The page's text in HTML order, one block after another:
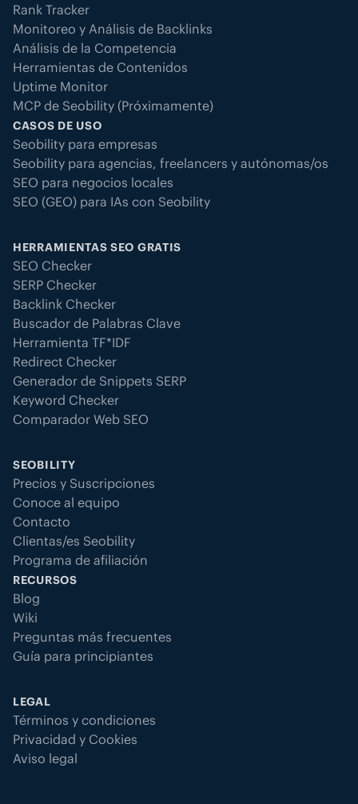
Rank Tracker
Monitoreo y Análisis de Backlinks
Análisis de la Competencia
Herramientas de Contenidos
Uptime Monitor
MCP de Seobility (Próximamente)
CASOS DE USO
Seobility para empresas
Seobility para agencias, freelancers y autónomas/os
SEO para negocios locales
SEO (GEO) para IAs con Seobility
HERRAMIENTAS SEO GRATIS
SEO Checker
SERP Checker
Backlink Checker
Buscador de Palabras Clave
Herramienta TF*IDF
Redirect Checker
Generador de Snippets SERP
Keyword Checker
Comparador Web SEO
SEOBILITY
Precios y Suscripciones
Conoce al equipo
Contacto
Clientas/es Seobility
Programa de afiliación
RECURSOS
Blog
Wiki
Preguntas más frecuentes
Guía para principiantes
LEGAL
Términos y condiciones
Privacidad y Cookies
Aviso legal